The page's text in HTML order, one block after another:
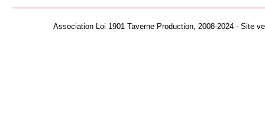
Association Loi 1901 Taverne Production, 2008-2024 - Site